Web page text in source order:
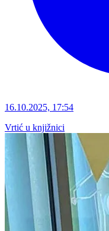
16.10.2025, 17:54
Vrtić u knjižnici